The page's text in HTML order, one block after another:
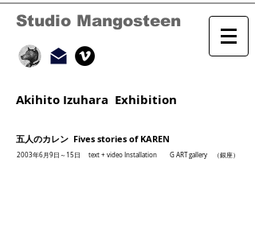
Studio Mangosteen
Akihito Izuhara Exhibition
五人のカレン Fives stories of KAREN
2003年6月9日～15日 text + video Installation G ART gallery （銀座）